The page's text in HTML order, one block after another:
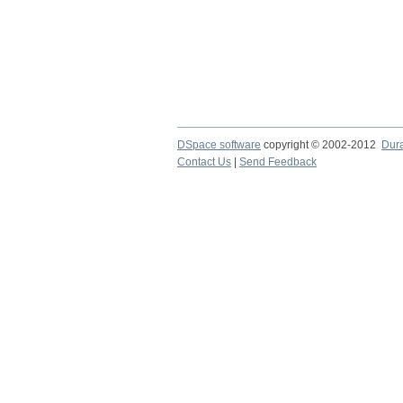
DSpace software copyright © 2002-2012
Contact Us
Send Feedback